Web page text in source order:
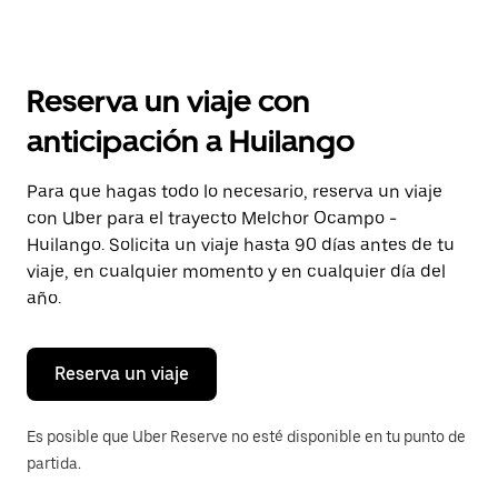
el
y
selecciona
una
fecha.
Presiona
la
tecla Esc
para
cerrar
calendario.
Reserva un viaje con
anticipación a Huilango
Para que hagas todo lo necesario, reserva un viaje
con Uber para el trayecto Melchor Ocampo -
Huilango. Solicita un viaje hasta 90 días antes de tu
viaje, en cualquier momento y en cualquier día del
año.
Reserva un viaje
Es posible que Uber Reserve no esté disponible en tu punto de
partida.